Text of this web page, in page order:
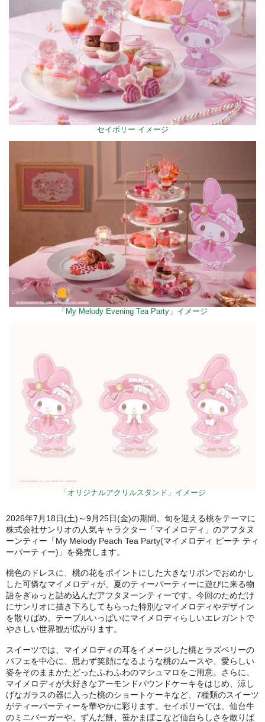
セイボリー イメージ
「My Melody Evening Tea Party」イメージ
「オリジナルアクリルスタンド」イメージ
2026年7月18日(土)～9月25日(金)の期間、旬を迎える桃をテーマに
株式会社サンリオの人気キャラクター「マイメロディ」のアフタヌ
ーンティー「My Melody Peach Tea Party(マイメロディ ピーチ ティ
ーパーティー)」を発売します。
桃色のドレスに、桃の花をポイントにした大きなリボンでおめかし
した可憐なマイメロディが、夏のティーパーティーに遊びに来る物
語をぎゅっと詰め込んだアフタヌーンティーです。今回のためだけ
にサンリオに描き下ろしてもらった特別なマイメロディやデザイン
を散りばめ、テーブルいっぱいにマイメロディらしいエレガントで
やさしい世界観が広がります。
スイーツでは、マイメロディの耳をイメージした桃とラズベリーの
パフェを中心に、思わず笑顔になるような桃のムースや、愛らしい
姿をそのままかたどったふわふわのマシュマロをご用意。さらに、
マイメロディが大好きなアーモンドパウンドケーキをはじめ、涼し
げなガラスの器に入った桃のショートケーキなど、7種類のスイーツ
がティーパーティーを華やかに彩ります。セイボリーでは、仙台牛
のミニバーガーや、ずんだ餅、笹かまぼこなど仙台らしさを散りば